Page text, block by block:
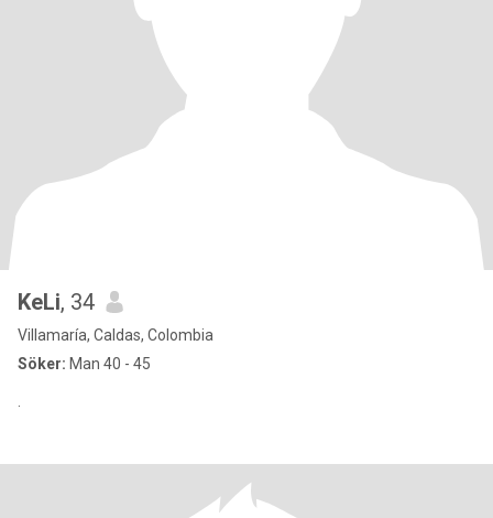
KeLi, 34
Villamaría, Caldas, Colombia
Söker: Man 40 - 45